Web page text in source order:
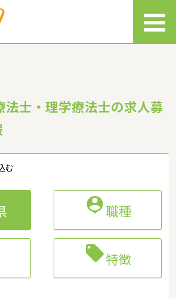
法士・理学療法士の求人募
む
職種
特徴